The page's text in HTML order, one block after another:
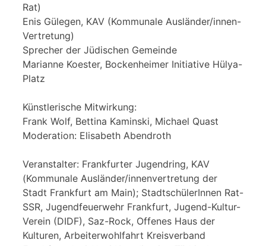
Rat)
Enis Gülegen, KAV (Kommunale Ausländer/innen-
Vertretung)
Sprecher der Jüdischen Gemeinde
Marianne Koester, Bockenheimer Initiative Hülya-
Platz
Künstlerische Mitwirkung:
Frank Wolf, Bettina Kaminski, Michael Quast
Moderation: Elisabeth Abendroth
Veranstalter: Frankfurter Jugendring, KAV
(Kommunale Ausländer/innenvertretung der
Stadt Frankfurt am Main); StadtschülerInnen Rat-
SSR, Jugendfeuerwehr Frankfurt, Jugend-Kultur-
Verein (DIDF), Saz-Rock, Offenes Haus der
Kulturen, Arbeiterwohlfahrt Kreisverband